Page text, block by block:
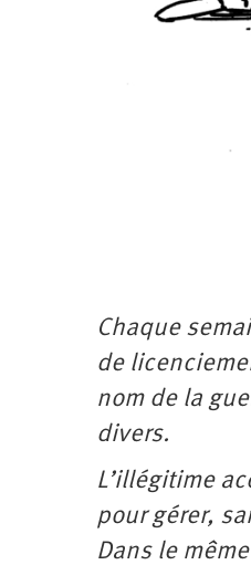
Chaque
de
nom de la
divers.
L’illégitime
pour gérer,
Dans le